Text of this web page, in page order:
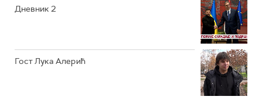
Дневник 2
Гост Лука Алерић